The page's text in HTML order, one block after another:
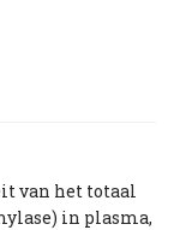
van het totaal
in plasma,